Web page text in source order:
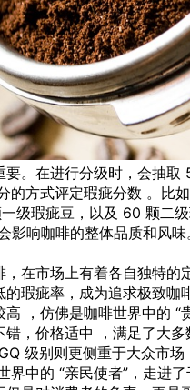
要。在进行分级时，会抽
的方式评定瑕疵分数 。
级瑕疵豆，以及 60 颗二
影响咖啡的整体品质和风
在市场上有着各自独特
瑕疵率，成为追求极致
，仿佛是咖啡世界中的
，价格适中 ，满足了大
级别则更侧重于大众市
中的 “亲民使者”，走进了